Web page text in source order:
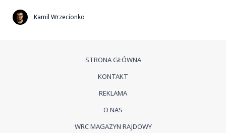
Kamil Wrzecionko
STRONA GŁÓWNA
KONTAKT
REKLAMA
O NAS
WRC MAGAZYN RAJDOWY